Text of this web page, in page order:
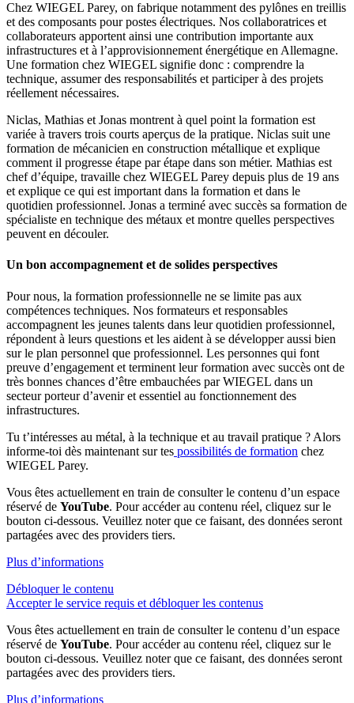
Chez WIEGEL Parey, on fabrique notamment des pylônes en treillis
et des composants pour postes électriques. Nos collaboratrices et
collaborateurs apportent ainsi une contribution importante aux
infrastructures et à l’approvisionnement énergétique en Allemagne.
Une formation chez WIEGEL signifie donc : comprendre la
technique, assumer des responsabilités et participer à des projets
réellement nécessaires.
Niclas, Mathias et Jonas montrent à quel point la formation est
variée à travers trois courts aperçus de la pratique. Niclas suit une
formation de mécanicien en construction métallique et explique
comment il progresse étape par étape dans son métier. Mathias est
chef d’équipe, travaille chez WIEGEL Parey depuis plus de 19 ans
et explique ce qui est important dans la formation et dans le
quotidien professionnel. Jonas a terminé avec succès sa formation de
spécialiste en technique des métaux et montre quelles perspectives
peuvent en découler.
Un bon accompagnement et de solides perspectives
Pour nous, la formation professionnelle ne se limite pas aux
compétences techniques. Nos formateurs et responsables
accompagnent les jeunes talents dans leur quotidien professionnel,
répondent à leurs questions et les aident à se développer aussi bien
sur le plan personnel que professionnel. Les personnes qui font
preuve d’engagement et terminent leur formation avec succès ont de
très bonnes chances d’être embauchées parWIEGEL dans un
secteur porteur d’avenir et essentiel au fonctionnement des
infrastructures.
Tu t’intéresses au métal, à la technique et au travail pratique ? Alors
informe-toi dès maintenant sur tes possibilités de formation chez
WIEGEL Parey.
Vous êtes actuellement en train de consulter le contenu d’un espace
réservé de YouTube. Pour accéder au contenu réel, cliquez sur le
bouton ci-dessous. Veuillez noter que ce faisant, des données seront
partagées avec des providers tiers.
Plus d’informations
Débloquer le contenu
Accepter le service requis et débloquer les contenus
Vous êtes actuellement en train de consulter le contenu d’un espace
réservé de YouTube. Pour accéder au contenu réel, cliquez sur le
bouton ci-dessous. Veuillez noter que ce faisant, des données seront
partagées avec des providers tiers.
Plus d’informations